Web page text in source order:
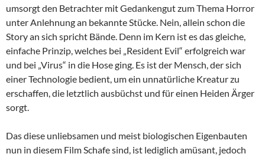
umsorgt den Betrachter mit Gedankengut zum Thema Horror
unter Anlehnung an bekannte Stücke. Nein, allein schon die
Story an sich spricht Bände. Denn im Kern ist es das gleiche,
einfache Prinzip, welches bei „Resident Evil“ erfolgreich war
und bei „Virus“ in die Hose ging. Es ist der Mensch, der sich
einer Technologie bedient, um ein unnatürliche Kreatur zu
erschaffen, die letztlich ausbüchst und für einen Heiden Ärger
sorgt.
Das diese unliebsamen und meist biologischen Eigenbauten
nun in diesem Film Schafe sind, ist lediglich amüsant, jedoch